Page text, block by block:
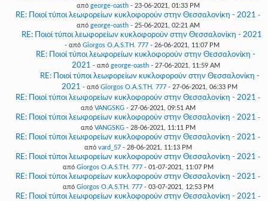
από george-oasth- 23-06-2021, 01:33 PM
RE: Ποιοί τύποι λεωφορείων κυκλοφορούν στην Θεσσαλονίκη - 2021 -
από george-oasth- 25-06-2021, 02:21 AM
RE: Ποιοί τύποι λεωφορείων κυκλοφορούν στην Θεσσαλονίκη - 2021
- από Giorgos O.A.S.TH. 777- 26-06-2021, 11:07 PM
RE: Ποιοί τύποι λεωφορείων κυκλοφορούν στην Θεσσαλονίκη -
2021 - από george-oasth- 27-06-2021, 11:59 AM
RE: Ποιοί τύποι λεωφορείων κυκλοφορούν στην Θεσσαλονίκη -
2021 - από Giorgos O.A.S.TH. 777 - 27-06-2021, 06:33 PM
RE: Ποιοί τύποι λεωφορείων κυκλοφορούν στην Θεσσαλονίκη - 2021 -
από VANGSKG- 27-06-2021, 09:51 AM
RE: Ποιοί τύποι λεωφορείων κυκλοφορούν στην Θεσσαλονίκη - 2021 -
από VANGSKG- 28-06-2021, 11:11 PM
RE: Ποιοί τύποι λεωφορείων κυκλοφορούν στην Θεσσαλονίκη - 2021 -
από vard_57- 28-06-2021, 11:13 PM
RE: Ποιοί τύποι λεωφορείων κυκλοφορούν στην Θεσσαλονίκη - 2021 -
από Giorgos O.A.S.TH. 777- 01-07-2021, 11:07 PM
RE: Ποιοί τύποι λεωφορείων κυκλοφορούν στην Θεσσαλονίκη - 2021 -
από Giorgos O.A.S.TH. 777- 03-07-2021, 12:53 PM
RE: Ποιοί τύποι λεωφορείων κυκλοφορούν στην Θεσσαλονίκη - 2021 -